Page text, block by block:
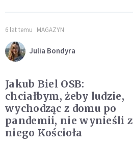
6 lat temu MAGAZYN
Julia Bondyra
Jakub Biel OSB:
chciałbym, żeby ludzie,
wychodząc z domu po
pandemii, nie wynieśli z
niego Kościoła